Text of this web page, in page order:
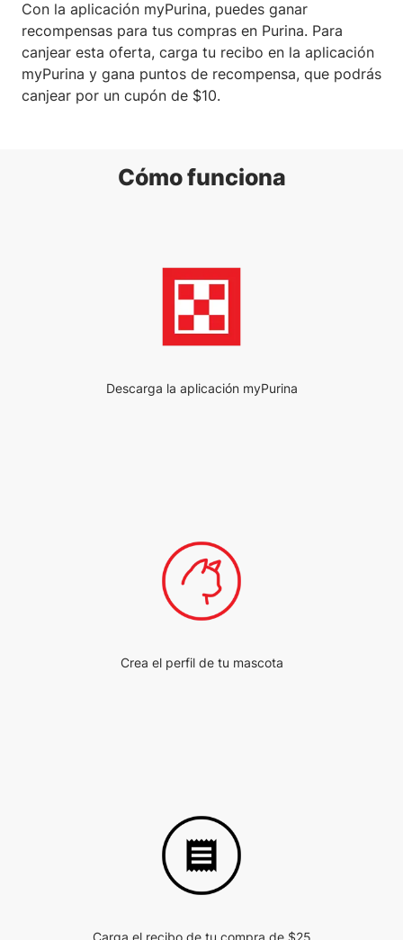
Con la aplicación myPurina, puedes ganar
recompensas para tus compras en Purina. Para
canjear esta oferta, carga tu recibo en la aplicación
myPurina y gana puntos de recompensa, que podrás
canjear por un cupón de $10.
Cómo funciona
Descarga la aplicación myPurina
Crea el perfil de tu mascota